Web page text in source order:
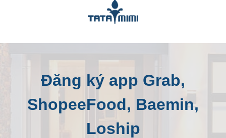
Đăng ký app Grab,
ShopeeFood, Baemin,
Loship